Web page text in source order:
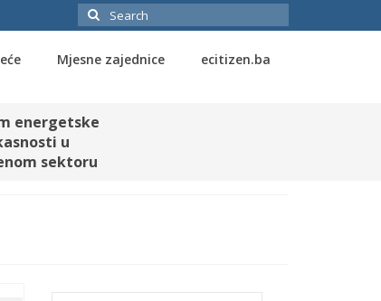
Search
for:
Mjesne zajednice ecitizen.ba
energetske
u
sektoru